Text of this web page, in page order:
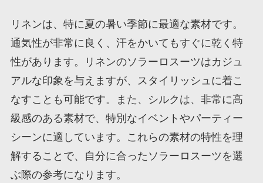
リネンは、特に夏の暑い季節に最適な素材です。
通気性が非常に良く、汗をかいてもすぐに乾く特
性があります。リネンのソラーロスーツはカジュ
アルな印象を与えますが、スタイリッシュに着こ
なすことも可能です。また、シルクは、非常に高
級感のある素材で、特別なイベントやパーティー
シーンに適しています。これらの素材の特性を理
解することで、自分に合ったソラーロスーツを選
ぶ際の参考になります。